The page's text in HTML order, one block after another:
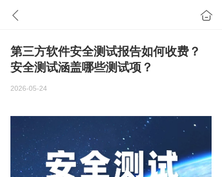
第三方软件安全测试报告如何收费？
安全测试涵盖哪些测试项？
2026-05-24